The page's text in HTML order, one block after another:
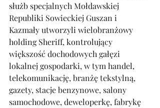
służb specjalnych Mołdawskiej
Republiki Sowieckiej Guszan i
Kazmały utworzyli wielobranżowy
holding Sheriff, kontrolujący
większość dochodowych gałęzi
lokalnej gospodarki, w tym handel,
telekomunikację, branżę tekstylną,
gazety, stacje benzynowe, salony
samochodowe, deweloperkę, fabrykę